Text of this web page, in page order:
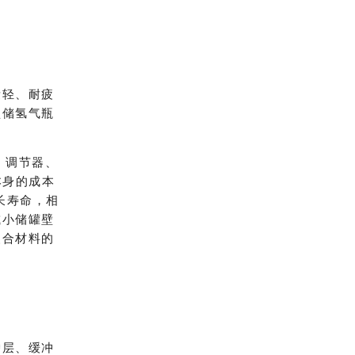
、耐疲
氢气瓶
节器、
的成本
寿命，相
储罐壁
材料的
、缓冲